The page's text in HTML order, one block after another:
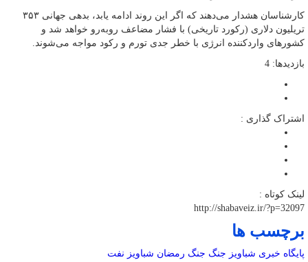
کارشناسان هشدار می‌دهند که اگر این روند ادامه یابد، بدهی جهانی ۳۵۳
تریلیون دلاری (رکورد تاریخی) با فشار مضاعف روبه‌رو خواهد شد و
کشورهای واردکننده انرژی با خطر جدی تورم و رکود مواجه می‌شوند.
بازدیدها: 4
اشتراک گذاری :
لینک کوتاه :
http://shabaveiz.ir/?p=32097
برچسب ها
پایگاه خبری شباویز جنگ جنگ رمضان شباویز نفت